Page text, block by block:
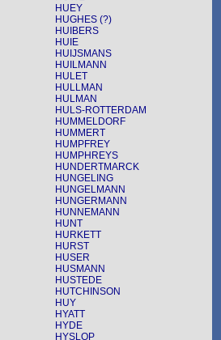
HUEY
HUGHES (?)
HUIBERS
HUIE
HUIJSMANS
HUILMANN
HULET
HULLMAN
HULMAN
HULS-ROTTERDAM
HUMMELDORF
HUMMERT
HUMPFREY
HUMPHREYS
HUNDERTMARCK
HUNGELING
HUNGELMANN
HUNGERMANN
HUNNEMANN
HUNT
HURKETT
HURST
HUSER
HUSMANN
HUSTEDE
HUTCHINSON
HUY
HYATT
HYDE
HYSLOP